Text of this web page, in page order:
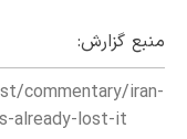
منبع گزارش:
commentary/iran-
already-lost-it